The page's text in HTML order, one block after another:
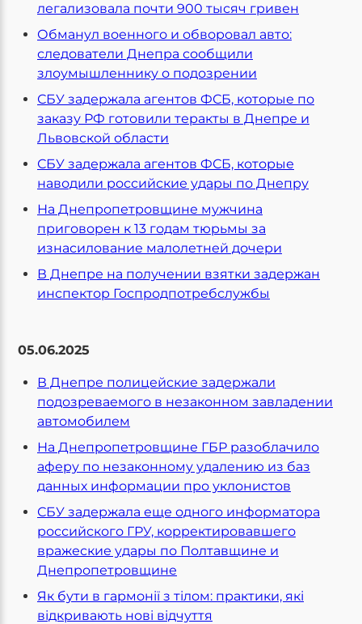
легализовала почти 900 тысяч гривен
Обманул военного и обворовал авто:
следователи Днепра сообщили
злоумышленнику о подозрении
СБУ задержала агентов ФСБ, которые по
заказу РФ готовили теракты в Днепре и
Львовской области
СБУ задержала агентов ФСБ, которые
наводили российские удары по Днепру
На Днепропетровщине мужчина
приговорен к 13 годам тюрьмы за
изнасилование малолетней дочери
В Днепре на получении взятки задержан
инспектор Госпродпотребслужбы
05.06.2025
В Днепре полицейские задержали
подозреваемого в незаконном завладении
автомобилем
На Днепропетровщине ГБР разоблачило
аферу по незаконному удалению из баз
данных информации про уклонистов
СБУ задержала еще одного информатора
российского ГРУ, корректировавшего
вражеские удары по Полтавщине и
Днепропетровщине
Як бути в гармонії з тілом: практики, які
відкривають нові відчуття